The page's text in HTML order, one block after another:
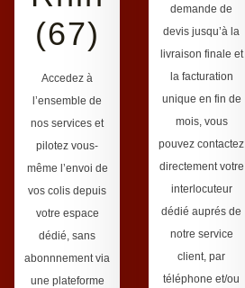
(67)
Accedez à
l’ensemble de
nos services et
pilotez vous-
même l’envoi de
vos colis depuis
votre espace
dédié, sans
abonnnement via
une plateforme
demande de
devis jusqu’à la
livraison finale et
la facturation
unique en fin de
mois, vous
pouvez contactez
directement votre
interlocuteur
dédié auprés de
notre service
client, par
téléphone et/ou